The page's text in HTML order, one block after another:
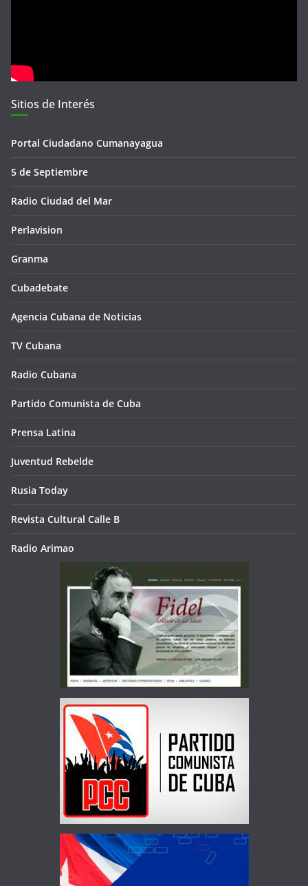
Sitios de Interés
Portal Ciudadano Cumanayagua
5 de Septiembre
Radio Ciudad del Mar
Perlavision
Granma
Cubadebate
Agencia Cubana de Noticias
TV Cubana
Radio Cubana
Partido Comunista de Cuba
Prensa Latina
Juventud Rebelde
Rusia Today
Revista Cultural Calle B
Radio Arimao